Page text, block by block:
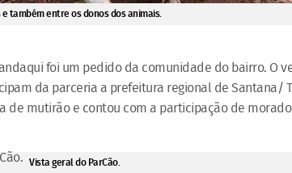
também entre os donos dos animais.
foi um pedido da comunidade do bairro. O
da parceria a prefeitura regional de Santana/
de mutirão e contou com a participação de
Vista geral do ParCão.